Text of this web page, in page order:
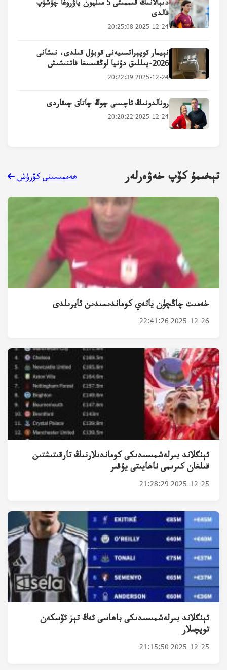
دىبالانىڭ قىممىتى 5 مىليون ياۋروغا چۈشۈپ
قالدى
2025-12-24 20:25:08
نېيمار ئوپېراتسىيەنى قوبۇل قىلدى، نىشانى
2026-يىللىق دۇنيا لوڭقىسىغا قاتنىشىش
2025-12-24 20:22:39
رونالدونىڭ ئاچىسى چوڭ چاتاق چىقاردى
2025-12-24 20:20:22
تېخىمۇ كۆپ خەۋەرلەر ھەممىسىنى كۆرۈش
خەمىت چاڭچۈن ياتەي كوماندىسىدىن ئايرىلدى
2025-12-26 22:41:26
ئېنگلاند بىرلەشمىسىدىكى كوماندىلارنىڭ تارقىتىشتىن
قىلغان كىرىمى ناھايىتى يۇقىر
2025-12-25 21:28:29
ئېنگلاند بىرلەشمىسىدىكى باھاسى ئەڭ تېز ئۆسكەن
توپچىلار
2025-12-25 21:15:50